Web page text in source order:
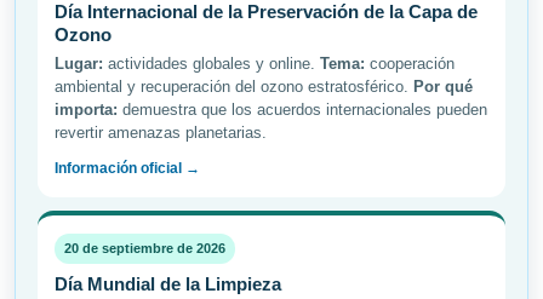
Día Internacional de la Preservación de la Capa de
Ozono
Lugar: actividades globales y online. Tema: cooperación
ambiental y recuperación del ozono estratosférico. Por qué
importa: demuestra que los acuerdos internacionales pueden
revertir amenazas planetarias.
Información oficial →
20 de septiembre de 2026
Día Mundial de la Limpieza